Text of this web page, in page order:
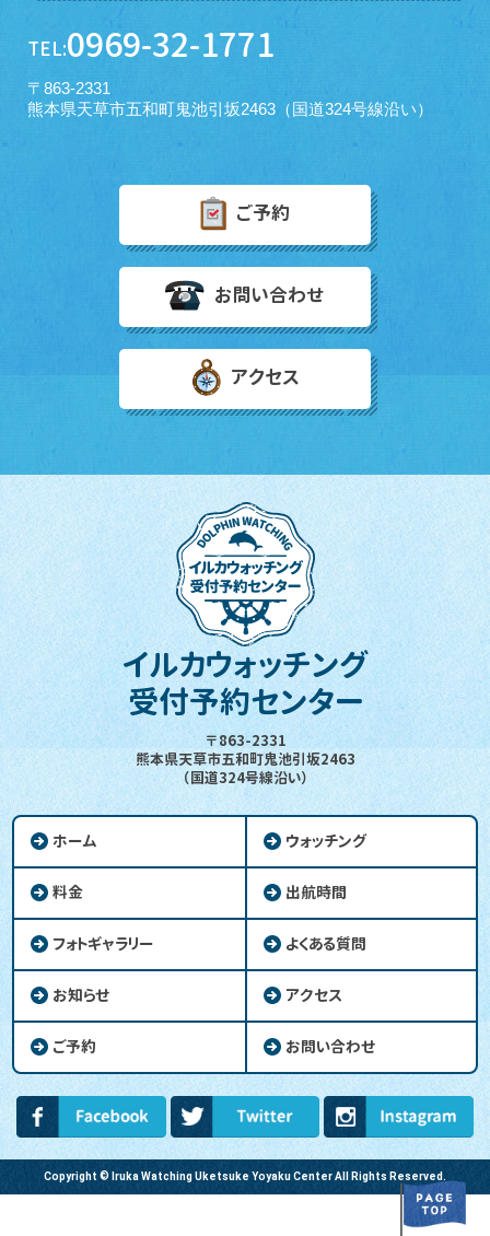
TEL:0969-32-1771
〒863-2331
熊本県天草市五和町鬼池引坂2463（国道324号線沿い）
ご予約
お問い合わせ
アクセス
イルカウォッチング
受付予約センター
〒863-2331
熊本県天草市五和町鬼池引坂2463
（国道324号線沿い）
ホーム ウォッチング
料金 出航時間
フォトギャラリー よくある質問
お知らせ アクセス
ご予約 お問い合わせ
Copyright © Iruka Watching Uketsuke Yoyaku Center All Rights Reserved.